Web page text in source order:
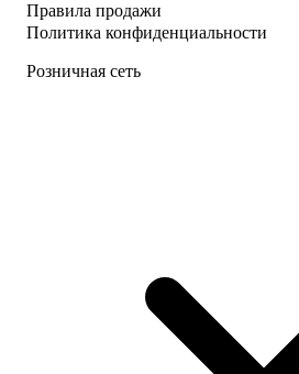
Правила продажи
Политика конфиденциальности
Розничная сеть